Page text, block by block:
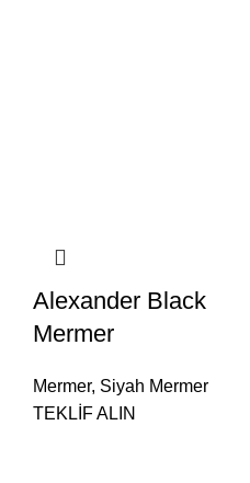
Alexander Black
Mermer
Mermer, Siyah Mermer
TEKLİF ALIN